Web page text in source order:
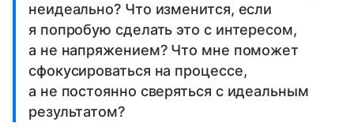
неидеально? Что изменится, если
я попробую сделать это с интересом,
а не напряжением? Что мне поможет
сфокусироваться на процессе,
а не постоянно сверяться с идеальным
результатом?